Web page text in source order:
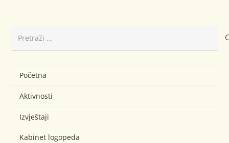
Početna
Aktivnosti
Izvještaji
Kabinet logopeda